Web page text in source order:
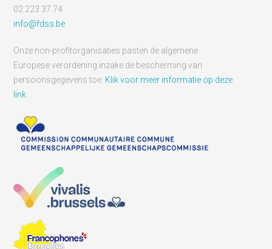
02 223 37 74
info@fdss.be
Onze non-profitorganisaties pasten de algemene
Europese verordening inzake de bescherming van
persoonsgegevens toe. Klik voor meer informatie op deze
link